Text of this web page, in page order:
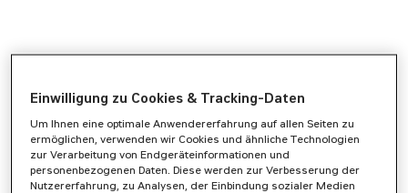
Einwilligung zu Cookies & Tracking-Daten
Um Ihnen eine optimale Anwendererfahrung auf allen Seiten zu
ermöglichen, verwenden wir Cookies und ähnliche Technologien
zur Verarbeitung von Endgeräteinformationen und
personenbezogenen Daten. Diese werden zur Verbesserung der
Nutzererfahrung, zu Analysen, der Einbindung sozialer Medien